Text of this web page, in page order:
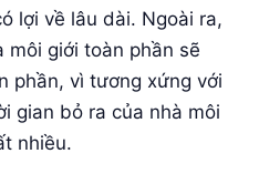
lợi về lâu dài. Ngoài ra,
môi giới toàn phần sẽ
phần, vì tương xứng với
gian bỏ ra của nhà môi
nhiều.